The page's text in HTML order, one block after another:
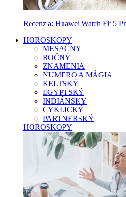
Recenzia: Huawei Watch Fit 5
HOROSKOPY
MESAČNY
ROČNÝ
ZNAMENIA
NUMERO A MÁGIA
KELTSKÝ
EGYPTSKÝ
INDIÁNSKY
CYKLICKÝ
PARTNERSKÝ
HOROSKOPY